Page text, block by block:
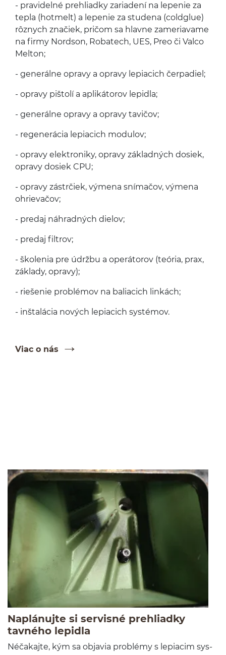
- pravidelné prehli­adky zari­adení na lep­e­nie za
tepla (hot­melt) a lep­e­nie za stu­dena (coldglue)
rôznych značiek, pričom sa hlavne zame­ri­avame
na firmy Nord­son, Robat­ech, UES, Preo či Valco
Melton;
- gen­erálne opravy a opravy lep­iacich čerpadiel;
- opravy piš­tolí a apliká­torov lepidla;
- gen­erálne opravy a opravy tavičov;
- regen­erá­cia lep­iacich modulov;
- opravy elek­tron­iky, opravy zák­lad­ných dosiek,
opravy dosiek CPU;
- opravy zástrčiek, výmena sní­mačov, výmena
ohrievačov;
- predaj náhrad­ných dielov;
- predaj filtrov;
- škole­nia pre údržbu a operá­torov (teória, prax,
zák­lady, opravy);
- rieše­nie prob­lé­mov na baliacich linkách;
- inš­talá­cia nových lep­iacich systémov.
Viac o nás
Aktuality(zajawki
Naplánujte si servisné prehliadky
tavného lepidla
Néčaka­jte, kým sa objavia prob­lémy s lep­iacim sys­